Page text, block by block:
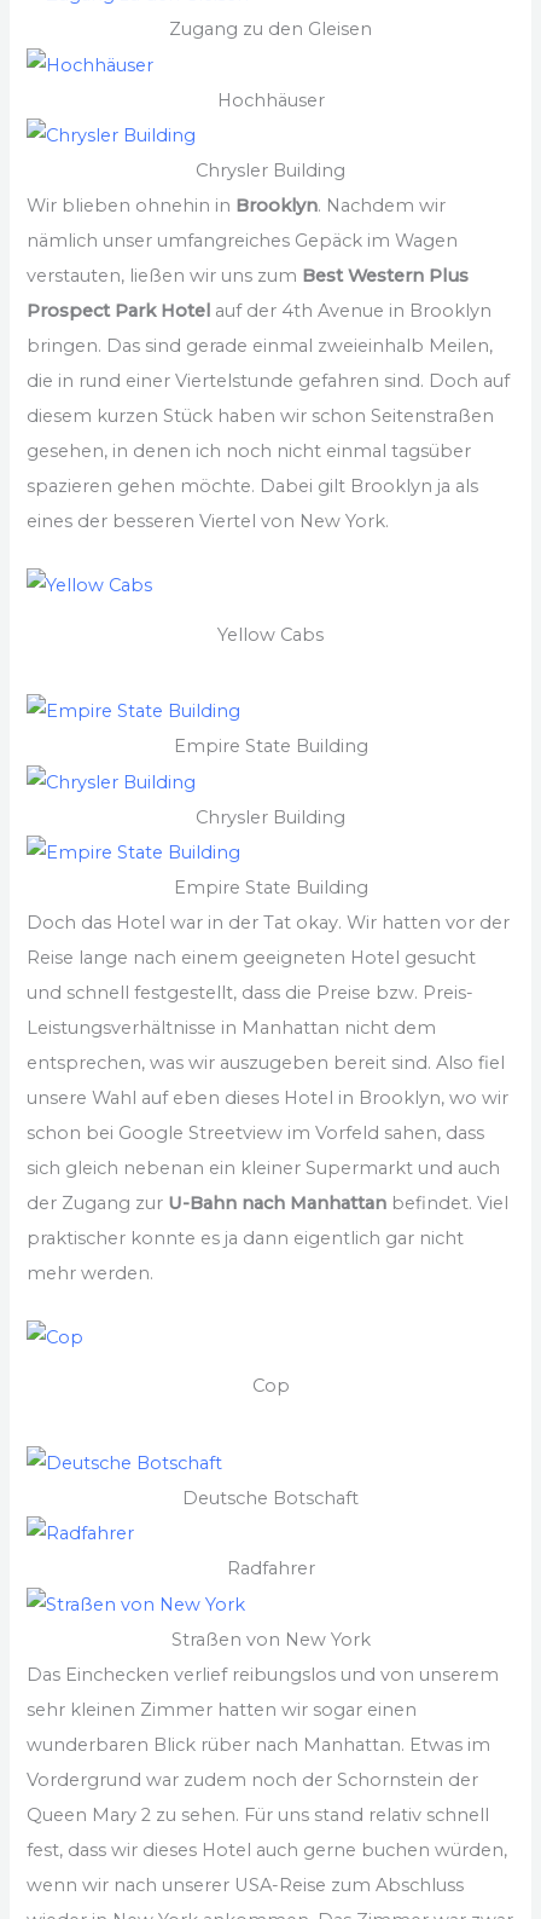
Zugang zu den Gleisen
Hochhäuser
Chrysler Building
Wir blieben ohnehin in Brooklyn. Nachdem wir
nämlich unser umfangreiches Gepäck im Wagen
verstauten, ließen wir uns zum Best Western Plus
Prospect Park Hotel auf der 4th Avenue in Brooklyn
bringen. Das sind gerade einmal zweieinhalb Meilen,
die in rund einer Viertelstunde gefahren sind. Doch auf
diesem kurzen Stück haben wir schon Seitenstraßen
gesehen, in denen ich noch nicht einmal tagsüber
spazieren gehen möchte. Dabei gilt Brooklyn ja als
eines der besseren Viertel von New York.
Yellow Cabs
Empire State Building
Chrysler Building
Empire State Building
Doch das Hotel war in der Tat okay. Wir hatten vor der
Reise lange nach einem geeigneten Hotel gesucht
und schnell festgestellt, dass die Preise bzw. Preis-
Leistungsverhältnisse in Manhattan nicht dem
entsprechen, was wir auszugeben bereit sind. Also fiel
unsere Wahl auf eben dieses Hotel in Brooklyn, wo wir
schon bei Google Streetview im Vorfeld sahen, dass
sich gleich nebenan ein kleiner Supermarkt und auch
der Zugang zur U-Bahn nach Manhattan befindet. Viel
praktischer konnte es ja dann eigentlich gar nicht
mehr werden.
Cop
Deutsche Botschaft
Radfahrer
Straßen von New York
Das Einchecken verlief reibungslos und von unserem
sehr kleinen Zimmer hatten wir sogar einen
wunderbaren Blick rüber nach Manhattan. Etwas im
Vordergrund war zudem noch der Schornstein der
Queen Mary 2 zu sehen. Für uns stand relativ schnell
fest, dass wir dieses Hotel auch gerne buchen würden,
wenn wir nach unserer USA-Reise zum Abschluss